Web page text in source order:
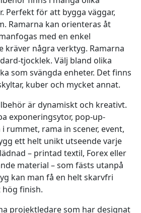
Perfekt för att bygga väggar,
Ramarna kan orienteras åt
med en enkel
kräver några verktyg. Ramarna
tjocklek. Välj bland olika
som svängda enheter. Det finns
kuber och mycket annat.
är dynamiskt och kreativt.
exponeringsytor, pop-up-
rummet, rama in scener, event,
ett helt unikt utseende varje
– printad textil, Forex eller
material – som fästs utanpå
kan man få en helt skarvfri
hög finish.
projektledare som har designat